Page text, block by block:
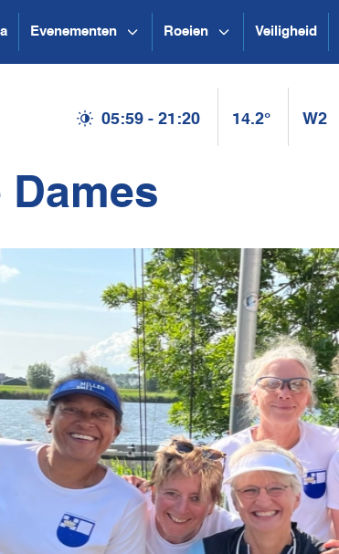
Evenementen Roeien Veiligheid
05:59 - 21:20 14.2° W2
Dames